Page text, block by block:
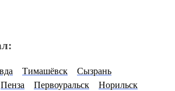
Тимашёвск
Сызрань
Пенза Первоуральск
Норильск